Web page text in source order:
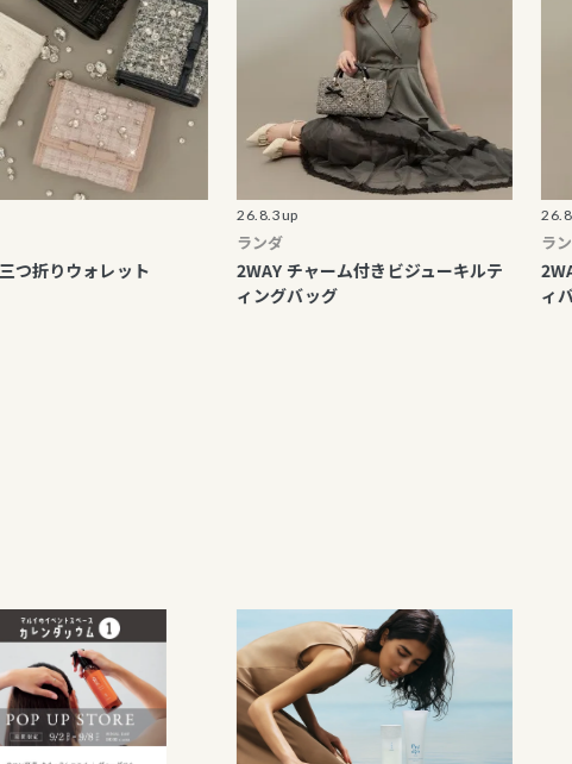
ォレット
26.8.3up
2WAY チャーム付きビジューキルテ
ィングバッグ
26.8.3up
2WAY ビジ
ィバッグ